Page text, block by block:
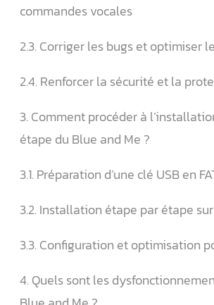
commandes vocales
2.3. Corriger les bugs et optimiser
2.4. Renforcer la sécurité et la
3. Comment procéder à
étape du Blue and Me ?
3.1. Préparation d’une clé USB en
3.2. Installation étape par étape
3.3. Configuration et optimisation
4. Quels sont les